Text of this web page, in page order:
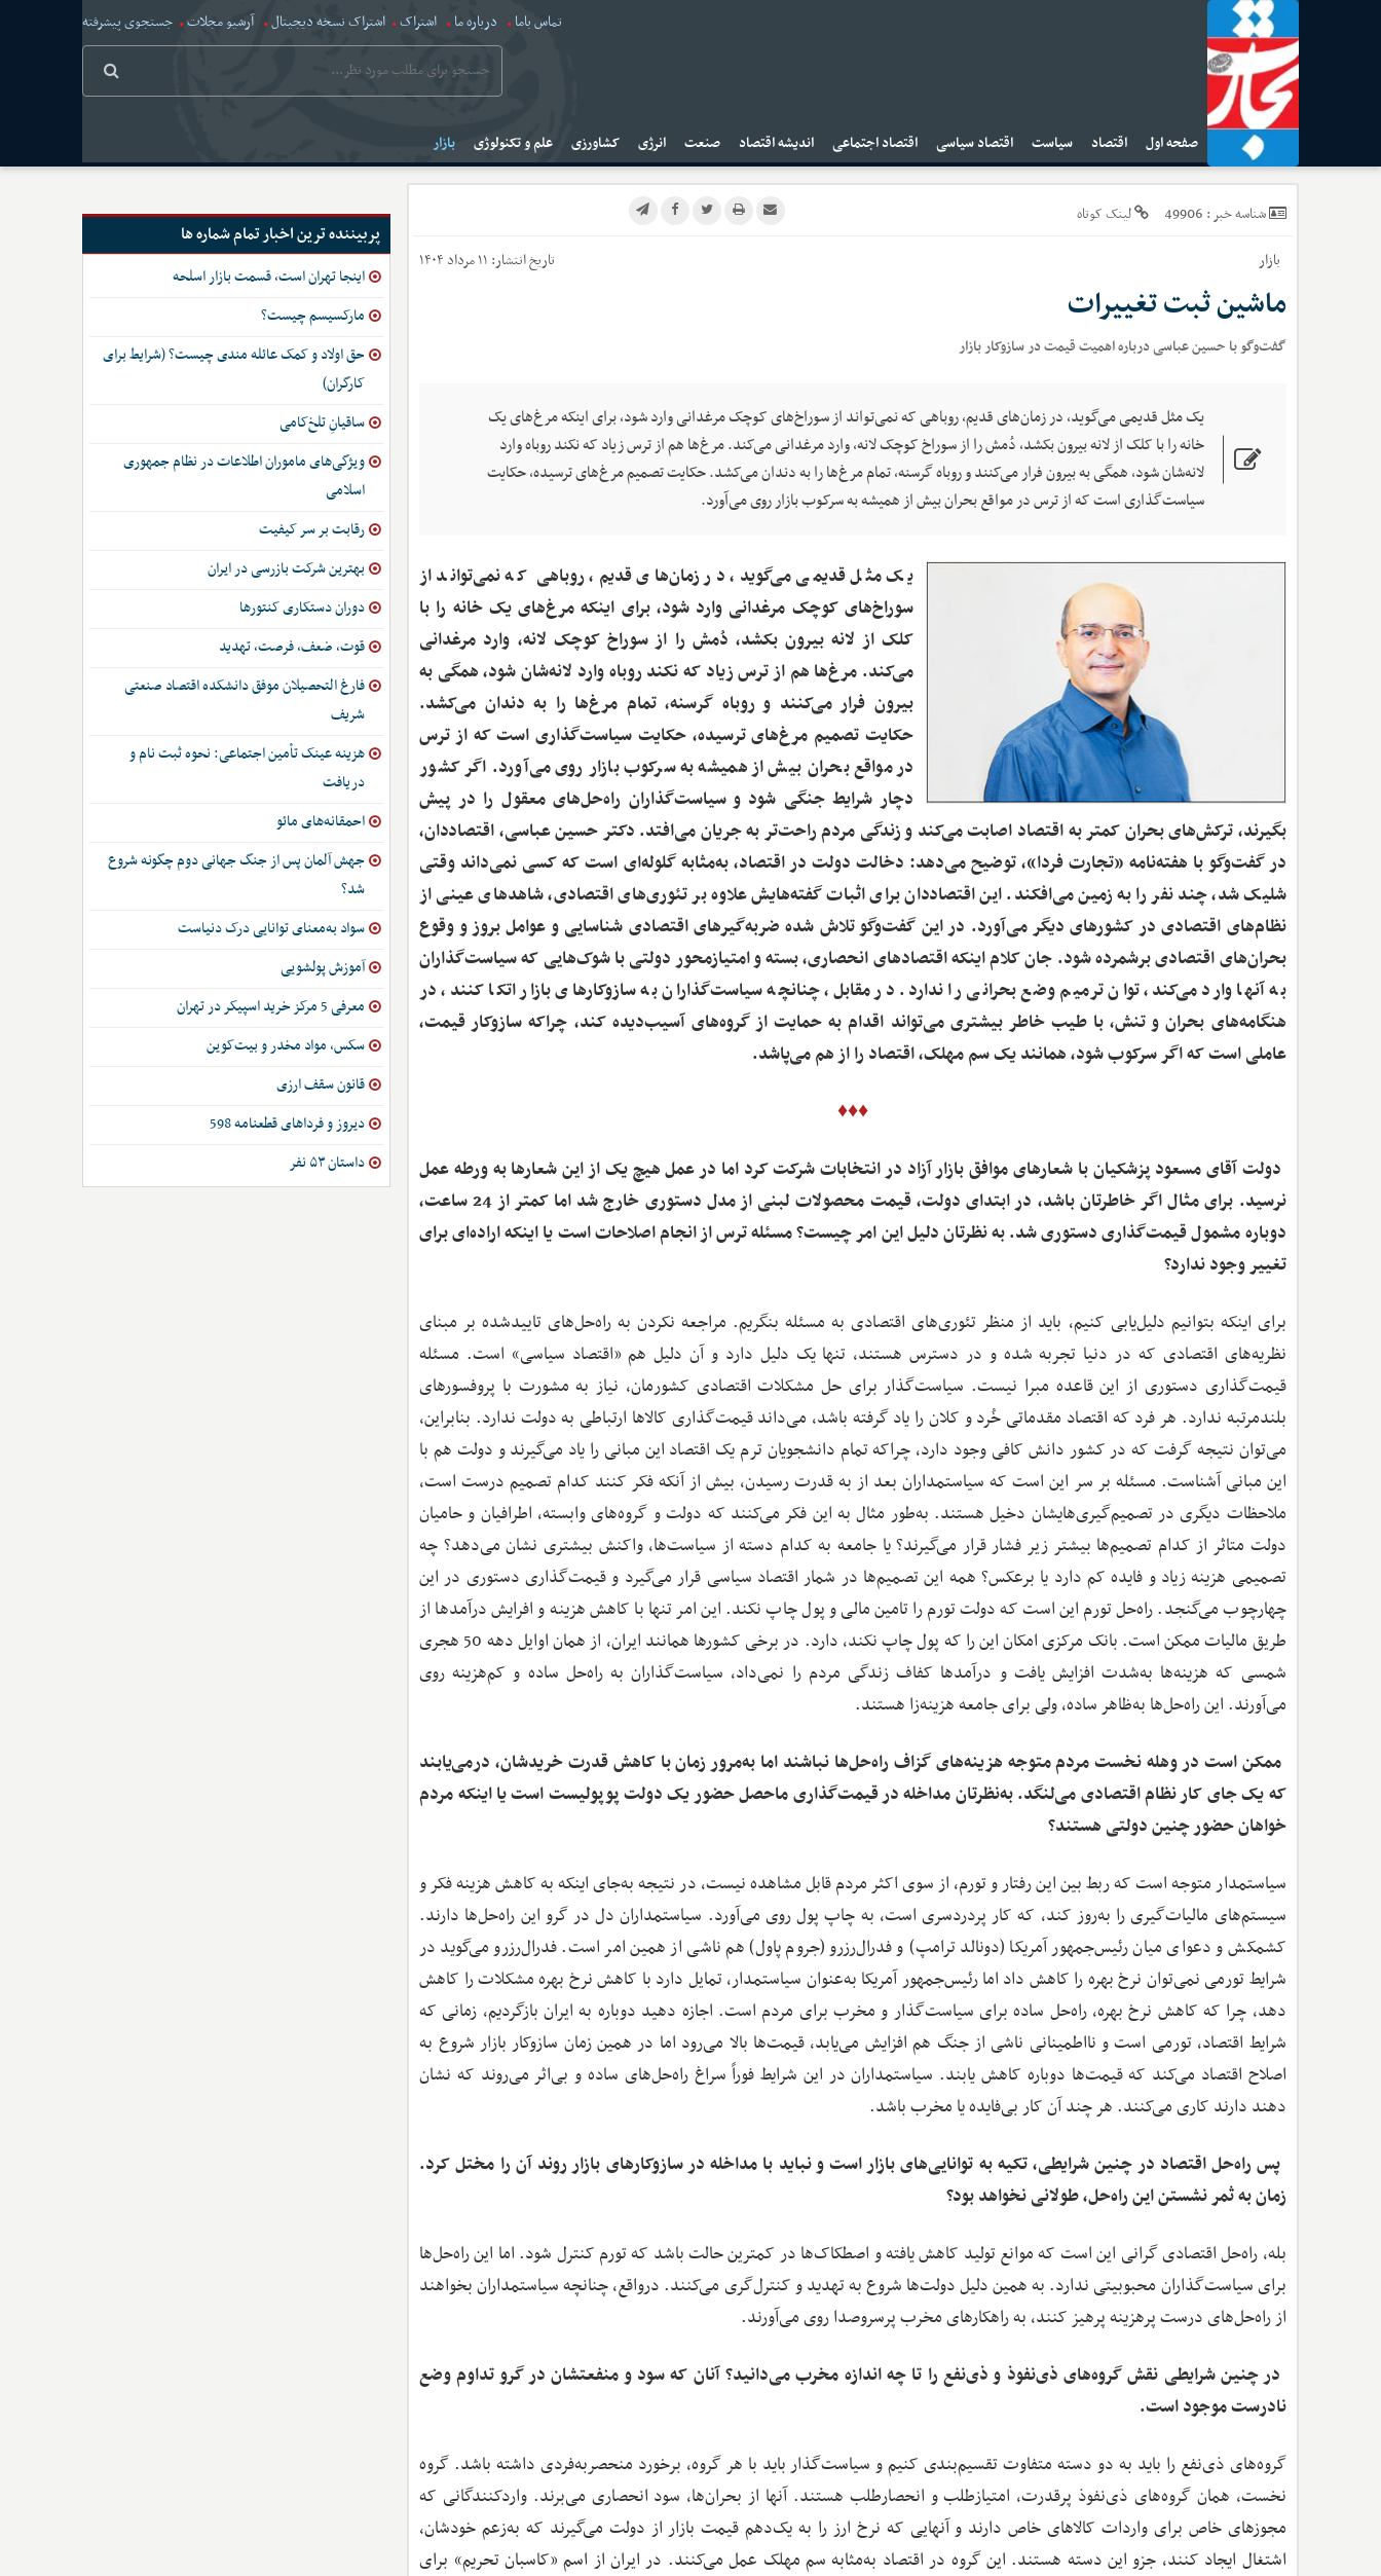
تماس باما درباره ما اشتراک اشتراک نسخه دیجیتال آرشیو مجلات جستجوی پیشرفته
صفحه اول اقتصاد سیاست اقتصاد سیاسی اقتصاد اجتماعی اندیشه اقتصاد صنعت انرژی کشاورزی علم و تکنولوژی بازار
شناسه خبر : 49906
لینک کوتاه
بازار
تاریخ انتشار: ۱۱ مرداد ۱۴۰۴
ماشین ثبت تغییرات
گفت‌وگو با حسین عباسی درباره اهمیت قیمت در سازوکار بازار
یک مثل قدیمی می‌گوید، در زمان‌های قدیم، روباهی‌ که نمی‌تواند از سوراخ‌های کوچک مرغدانی وارد شود، برای اینکه مرغ‌های یک
خانه را با کلک از لانه بیرون بکشد، دُمش را از سوراخ کوچک لانه، وارد مرغدانی می‌کند. مرغ‌ها هم از ترس زیاد که نکند روباه وارد
لانه‌شان شود، همگی به بیرون فرار می‌کنند و روباه گرسنه، تمام مرغ‌ها را به دندان می‌کشد. حکایت تصمیم مرغ‌های ترسیده، حکایت
سیاست‌گذاری است که از ترس در مواقع بحران بیش از همیشه به سرکوب بازار روی می‌آورد.
یک مثل قدیمی می‌گوید، در زمان‌های قدیم، روباهی‌ که نمی‌تواند از
سوراخ‌های کوچک مرغدانی وارد شود، برای اینکه مرغ‌های یک خانه را با
کلک از لانه بیرون بکشد، دُمش را از سوراخ کوچک لانه، وارد مرغدانی
می‌کند. مرغ‌ها هم از ترس زیاد که نکند روباه وارد لانه‌شان شود، همگی به
بیرون فرار می‌کنند و روباه گرسنه، تمام مرغ‌ها را به دندان می‌کشد.
حکایت تصمیم مرغ‌های ترسیده، حکایت سیاست‌گذاری است که از ترس
در مواقع بحران بیش از همیشه به سرکوب بازار روی می‌آورد. اگر کشور
دچار شرایط جنگی شود و سیاست‌گذاران راه‌حل‌های معقول را در پیش
بگیرند، ترکش‌های بحران کمتر به اقتصاد اصابت می‌کند و زندگی مردم راحت‌تر به جریان می‌افتد. دکتر حسین عباسی، اقتصاددان،
در گفت‌وگو با هفته‌نامه «تجارت فردا»، توضیح می‌دهد: دخالت دولت در اقتصاد، به‌مثابه گلوله‌ای است که کسی نمی‌داند وقتی
شلیک شد، چند نفر را به زمین می‌افکند. این اقتصاددان برای اثبات گفته‌هایش علاوه بر تئوری‌های اقتصادی، شاهدهای عینی از
نظام‌های اقتصادی در کشورهای دیگر می‌آورد. در این گفت‌وگو تلاش شده ضربه‌گیرهای اقتصادی شناسایی و عوامل بروز و وقوع
بحران‌های اقتصادی برشمرده شود. جان ‌کلام اینکه اقتصادهای انحصاری، بسته و امتیازمحور دولتی با شوک‌هایی که سیاست‌گذاران
به آنها وارد می‌کند، توان ترمیم وضع بحرانی را ندارد. در مقابل، چنانچه سیاست‌گذاران به سازوکارهای بازار اتکا کنند، در
هنگامه‌های بحران و تنش، با طیب خاطر بیشتری می‌تواند اقدام به حمایت از گروه‌های آسیب‌دیده کند، چراکه سازوکار قیمت،
عاملی است که اگر سرکوب شود، همانند یک سم مهلک، اقتصاد را از هم می‌پاشد.
♦♦♦
‌ دولت آقای مسعود پزشکیان با شعارهای موافق بازار آزاد در انتخابات شرکت کرد اما در عمل هیچ یک از این شعارها به ورطه عمل
نرسید. برای مثال اگر خاطرتان باشد، در ابتدای دولت، قیمت محصولات لبنی از مدل دستوری خارج شد اما کمتر از 24 ساعت،
دوباره مشمول قیمت‌گذاری دستوری شد. به نظرتان دلیل این امر چیست؟ مسئله ترس از انجام اصلاحات است یا اینکه اراده‌ای برای
تغییر وجود ندارد؟
برای اینکه بتوانیم دلیل‌یابی کنیم، باید از منظر تئوری‌های اقتصادی به مسئله بنگریم. مراجعه نکردن به راه‌حل‌های تاییدشده بر مبنای
نظریه‌های اقتصادی که در دنیا تجربه شده و در دسترس هستند، تنها یک دلیل دارد و آن دلیل هم «اقتصاد سیاسی» است. مسئله
قیمت‌گذاری دستوری از این قاعده مبرا نیست. سیاست‌گذار برای حل مشکلات اقتصادی کشورمان، نیاز به مشورت با پروفسورهای
بلندمرتبه ندارد. هر فرد که اقتصاد مقدماتی خُرد و کلان را یاد گرفته باشد، می‌داند قیمت‌گذاری کالاها ارتباطی به دولت ندارد. بنابراین،
می‌توان نتیجه گرفت که در کشور دانش کافی وجود دارد، چراکه تمام دانشجویان ترم یک اقتصاد این مبانی را یاد می‌گیرند و دولت هم با
این مبانی آشناست. مسئله بر سر این است که سیاستمداران بعد از به قدرت رسیدن، بیش از آنکه فکر کنند کدام تصمیم درست است،
ملاحظات دیگری در تصمیم‌گیری‌هایشان دخیل هستند. به‌طور مثال به این فکر می‌کنند که دولت و گروه‌های وابسته، اطرافیان و حامیان
دولت متاثر از کدام تصمیم‌ها بیشتر زیر فشار قرار می‌گیرند؟ یا جامعه به کدام دسته از سیاست‌ها، واکنش بیشتری نشان می‌دهد؟ چه
تصمیمی هزینه زیاد و فایده کم دارد یا برعکس؟ همه این تصمیم‌ها در شمار اقتصاد سیاسی قرار می‌گیرد و قیمت‌گذاری دستوری در این
چهارچوب می‌گنجد. راه‌حل تورم این است که دولت تورم را تامین مالی و پول چاپ نکند. این امر تنها با کاهش هزینه و افرایش درآمدها از
طریق مالیات ممکن است. بانک مرکزی امکان این را که پول چاپ نکند، دارد. در برخی کشورها همانند ایران، از همان اوایل دهه 50 هجری
شمسی که هزینه‌ها به‌شدت افزایش یافت و درآمدها کفاف زندگی مردم را نمی‌داد، سیاست‌گذاران به راه‌حل ساده و کم‌هزینه روی
می‌آورند. این راه‌حل‌ها به‌ظاهر ساده، ولی برای جامعه هزینه‌زا هستند.
‌ ممکن است در وهله نخست مردم متوجه هزینه‌های گزاف راه‌حل‌ها نباشند اما به‌مرور زمان با کاهش قدرت خریدشان، درمی‌یابند
که یک جای کار نظام اقتصادی می‌لنگد. به‌نظرتان مداخله در قیمت‌گذاری ماحصل حضور یک دولت پوپولیست است یا اینکه مردم
خواهان حضور چنین دولتی هستند؟
سیاستمدار متوجه است که ربط بین این رفتار و تورم، از سوی اکثر مردم قابل مشاهده نیست، در نتیجه به‌جای اینکه به کاهش هزینه فکر و
سیستم‌های مالیات‌گیری را به‌روز کند، که کار پردردسری است، به چاپ پول روی می‌آورد. سیاستمداران دل در گرو این راه‌حل‌ها دارند.
کشمکش و دعوای میان رئیس‌جمهور آمریکا (دونالد ترامپ) و فدرال‌رزرو (جروم پاول) هم ناشی از همین امر است. فدرال‌رزرو می‌گوید در
شرایط تورمی نمی‌توان نرخ بهره را کاهش داد اما رئیس‌جمهور آمریکا به‌عنوان سیاستمدار، تمایل دارد با کاهش نرخ بهره مشکلات را کاهش
دهد، چرا که کاهش نرخ بهره، راه‌حل ساده برای سیاست‌گذار و مخرب برای مردم است. اجازه دهید دوباره به ایران بازگردیم، زمانی که
شرایط اقتصاد، تورمی است و نااطمینانی ناشی از جنگ هم افزایش می‌یابد، قیمت‌ها بالا می‌رود اما در همین زمان سازوکار بازار شروع به
اصلاح اقتصاد می‌کند که قیمت‌ها دوباره کاهش یابند. سیاستمداران در این شرایط فوراً سراغ راه‌حل‌های ساده و بی‌اثر می‌روند که نشان
دهند دارند کاری می‌کنند. هر چند آن کار بی‌فایده یا مخرب باشد.
‌ پس راه‌حل اقتصاد در چنین شرایطی، تکیه به توانایی‌های بازار است و نباید با مداخله در سازوکارهای بازار روند آن را مختل کرد.
زمان به ‌ثمر نشستن این راه‌حل، طولانی نخواهد بود؟
بله، راه‌حل اقتصادی گرانی این است که موانع تولید کاهش یافته و اصطکاک‌ها در کمترین حالت باشد که تورم کنترل شود. اما این راه‌حل‌ها
برای سیاست‌گذاران محبوبیتی ندارد. به همین دلیل دولت‌ها شروع به تهدید و کنترل‌گری می‌کنند. درواقع، چنانچه سیاستمداران بخواهند
از راه‌حل‌های درست پرهزینه پرهیز کنند، به راهکارهای مخرب پرسروصدا روی می‌آورند.
‌ در چنین شرایطی نقش گروه‌های ذی‌نفوذ و ذی‌نفع را تا چه اندازه مخرب می‌دانید؟ آنان که سود و منفعتشان در گرو تداوم وضع
نادرست موجود است.
گروه‌های ذی‌نفع را باید به دو دسته متفاوت تقسیم‌بندی کنیم و سیاست‌گذار باید با هر گروه، برخورد منحصربه‌فردی داشته باشد. گروه
نخست، همان گروه‌های ذی‌نفوذ پرقدرت، امتیازطلب و انحصارطلب هستند. آنها از بحران‌ها، سود انحصاری می‌برند. واردکنندگانی که
مجوزهای خاص برای واردات کالاهای خاص دارند و آنهایی که نرخ ارز را به یک‌دهم قیمت بازار از دولت می‌گیرند که به‌زعم خودشان،
اشتغال ایجاد کنند، جزو این دسته هستند. این گروه در اقتصاد به‌مثابه سم مهلک عمل می‌کنند. در ایران از اسم «کاسبان تحریم» برای
پربیننده ترین اخبار تمام شماره ها
اینجا تهران است، قسمت بازار اسلحه
مارکسیسم چیست؟
حق اولاد و کمک عائله مندی چیست؟ (شرایط برای
کارگران)
ساقیانِ تلخ‌کامی
ویژگی‌های ماموران اطلاعات در نظام جمهوری
اسلامی
رقابت بر سر کیفیت
بهترین شرکت بازرسی در ایران
دوران دستکاری کنتورها
قوت، ضعف، فرصت، تهدید
فارغ التحصیلان موفق دانشکده اقتصاد صنعتی
شریف
هزینه عینک تأمین اجتماعی: نحوه ثبت نام و
دریافت
احمقانه‌های مائو
جهش آلمان پس از جنگ جهانی دوم چگونه شروع
شد؟
سواد به‌معنای توانایی درک دنیاست
آموزش پولشویی
معرفی 5 مرکز خرید اسپیکر در تهران
سکس، مواد مخدر و بیت‌کوین
قانون سقف ارزی
دیروز و فرداهای قطعنامه 598
داستان ۵۳ نفر